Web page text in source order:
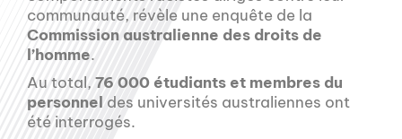
communauté, révèle une enquête de la
Commission australienne des droits de
l’homme.
Au total, 76 000 étudiants et membres du
personnel des universités australiennes ont
été interrogés.